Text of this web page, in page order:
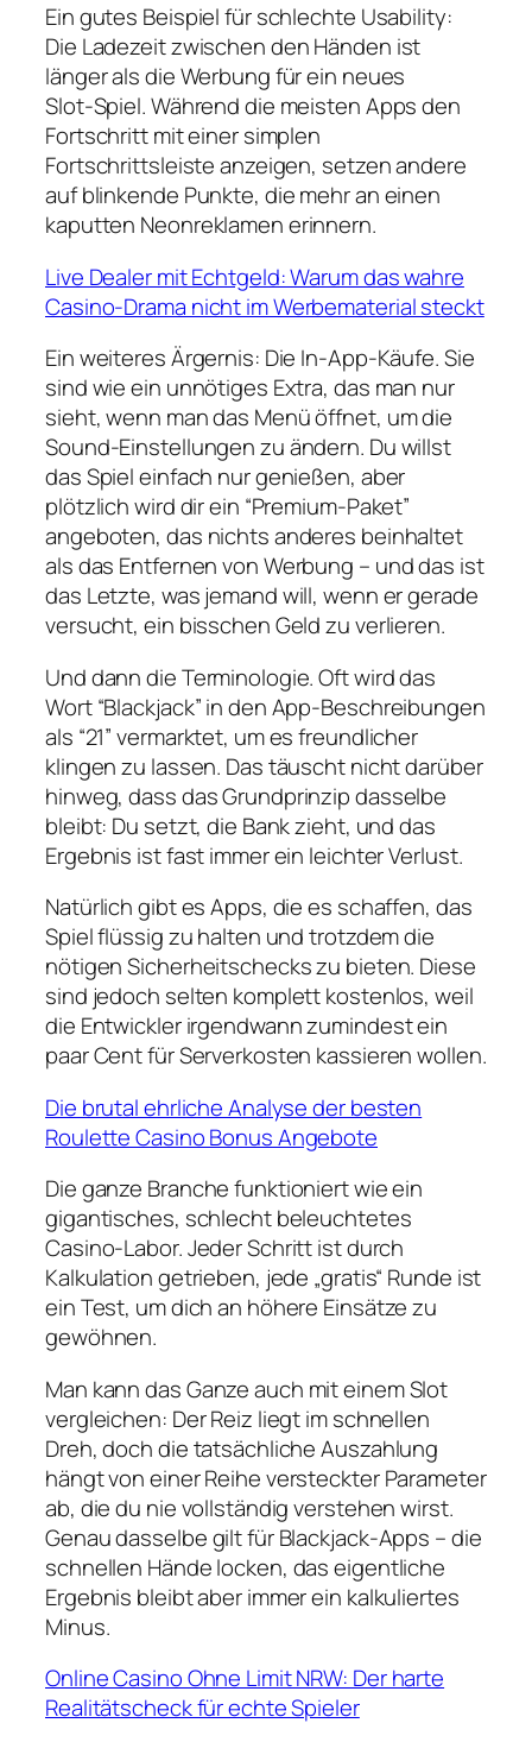
Ein gutes Beispiel für schlechte Usability:
Die Ladezeit zwischen den Händen ist
länger als die Werbung für ein neues
Slot‑Spiel. Während die meisten Apps den
Fortschritt mit einer simplen
Fortschrittsleiste anzeigen, setzen andere
auf blinkende Punkte, die mehr an einen
kaputten Neonreklamen erinnern.
Live Dealer mit Echtgeld: Warum das wahre
Casino‑Drama nicht im Werbematerial steckt
Ein weiteres Ärgernis: Die In‑App‑Käufe. Sie
sind wie ein unnötiges Extra, das man nur
sieht, wenn man das Menü öffnet, um die
Sound‑Einstellungen zu ändern. Du willst
das Spiel einfach nur genießen, aber
plötzlich wird dir ein “Premium‑Paket”
angeboten, das nichts anderes beinhaltet
als das Entfernen von Werbung – und das ist
das Letzte, was jemand will, wenn er gerade
versucht, ein bisschen Geld zu verlieren.
Und dann die Terminologie. Oft wird das
Wort “Blackjack” in den App‑Beschreibungen
als “21” vermarktet, um es freundlicher
klingen zu lassen. Das täuscht nicht darüber
hinweg, dass das Grundprinzip dasselbe
bleibt: Du setzt, die Bank zieht, und das
Ergebnis ist fast immer ein leichter Verlust.
Natürlich gibt es Apps, die es schaffen, das
Spiel flüssig zu halten und trotzdem die
nötigen Sicherheitschecks zu bieten. Diese
sind jedoch selten komplett kostenlos, weil
die Entwickler irgendwann zumindest ein
paar Cent für Serverkosten kassieren wollen.
Die brutal ehrliche Analyse der besten
Roulette Casino Bonus Angebote
Die ganze Branche funktioniert wie ein
gigantisches, schlecht beleuchtetes
Casino‑Labor. Jeder Schritt ist durch
Kalkulation getrieben, jede „gratis“ Runde ist
ein Test, um dich an höhere Einsätze zu
gewöhnen.
Man kann das Ganze auch mit einem Slot
vergleichen: Der Reiz liegt im schnellen
Dreh, doch die tatsächliche Auszahlung
hängt von einer Reihe versteckter Parameter
ab, die du nie vollständig verstehen wirst.
Genau dasselbe gilt für Blackjack‑Apps – die
schnellen Hände locken, das eigentliche
Ergebnis bleibt aber immer ein kalkuliertes
Minus.
Online Casino Ohne Limit NRW: Der harte
Realitätscheck für echte Spieler